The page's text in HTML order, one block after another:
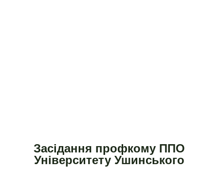
Засідання профкому ППО
Університету Ушинського